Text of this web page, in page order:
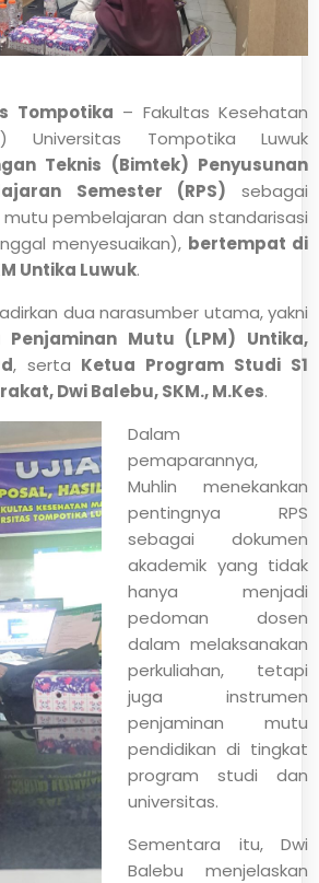
Tompotika – Fakultas Kesehatan
Universitas Tompotika Luwuk
Teknis (Bimtek) Penyusunan
Semester (RPS) sebagai
pembelajaran dan standarisasi
menyesuaikan), bertempat di
Untika Luwuk.
dua narasumber utama, yakni
Penjaminan Mutu (LPM) Untika,
, serta Ketua Program Studi S1
Dwi Balebu, SKM., M.Kes.
Dalam
pemaparannya,
Muhlin menekankan
pentingnya RPS
sebagai dokumen
akademik yang tidak
hanya menjadi
pedoman dosen
dalam melaksanakan
perkuliahan, tetapi
juga instrumen
penjaminan mutu
pendidikan di tingkat
program studi dan
universitas.
Sementara itu, Dwi
Balebu menjelaskan